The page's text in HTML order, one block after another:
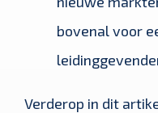
bovenal voor
Verderop in dit